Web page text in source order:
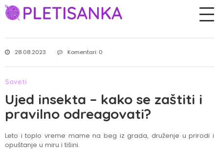
28.08.2023 Komentari: 0
Saveti
Ujed insekta – kako se zaštiti i
pravilno odreagovati?
Leto i toplo vreme mame na beg iz grada, druženje u prirodi i
opuštanje u miru i tišini.